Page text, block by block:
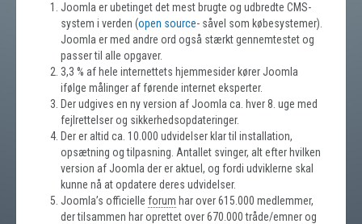
Joomla er ubetinget det mest brugte og udbredte CMS-
system i verden (open source- såvel som købesystemer).
Joomla er med andre ord også stærkt gennemtestet og
passer til alle opgaver.
3,3 % af hele internettets hjemmesider kører Joomla
ifølge målinger af førende internet eksperter.
Der udgives en ny version af Joomla ca. hver 8. uge med
fejlrettelser og sikkerhedsopdateringer.
Der er altid ca. 10.000 udvidelser klar til installation,
opsætning og tilpasning. Antallet svinger, alt efter hvilken
version af Joomla der er aktuel, og fordi udviklerne skal
kunne nå at opdatere deres udvidelser.
Joomla’s officielle forum har over 615.000 medlemmer,
der tilsammen har oprettet over 670.000 tråde/emner og